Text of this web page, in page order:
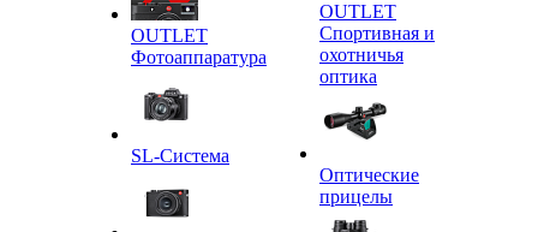
OUTLET
Фотоаппаратура
SL-Система
OUTLET
Спортивная и
охотничья
оптика
Оптические
прицелы